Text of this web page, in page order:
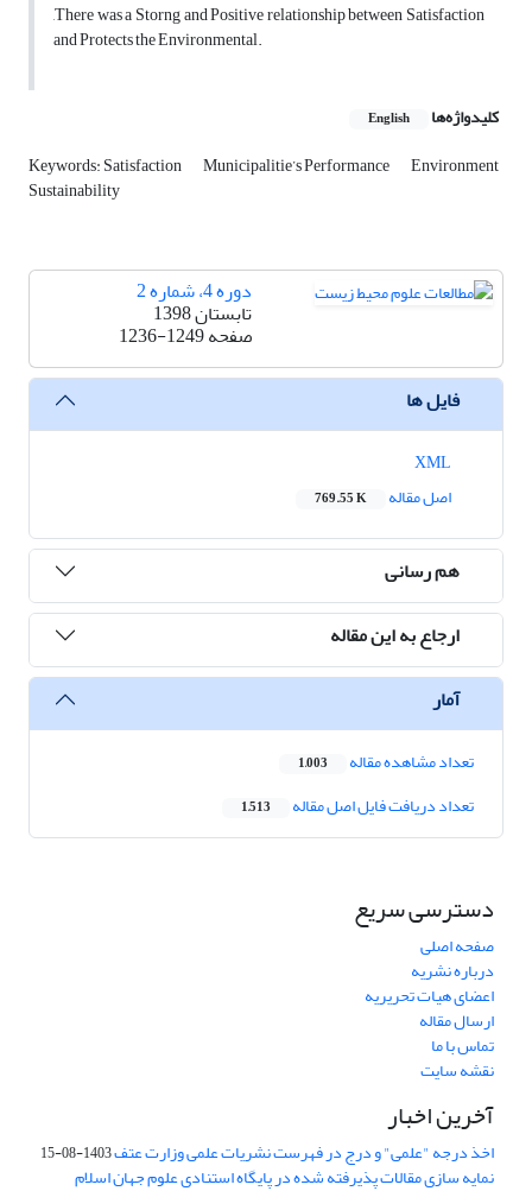
,There was a Storng and Positive relationship between Satisfaction
and Protects the Environmental.
کلیدواژه‌ها English
Keywords: Satisfaction Municipalitie’s Performance Environment
Sustainability
دوره 4، شماره 2
تابستان 1398
صفحه1236-1249
فایل ها
اصل مقاله
769.55 K
هم رسانی
ارجاع به این مقاله
آمار
تعداد مشاهده مقاله 1,003
تعداد دریافت فایل اصل مقاله 1,513
دسترسی سریع
صفحه اصلی
درباره نشریه
اعضای هیات تحریریه
ارسال مقاله
تماس با ما
نقشه سایت
آخرین اخبار
اخذ درجه "علمی" و درج در فهرست نشریات علمی وزارت عتف1403-08-15
نمایه سازی مقالات پذیرفته شده در پایگاه استنادی علوم جهان اسلام